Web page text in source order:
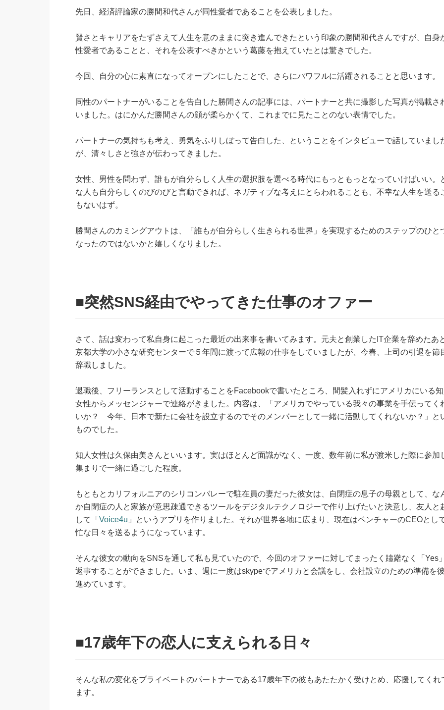
先日、経済評論家の勝間和代さんが同性愛者であることを公表しました。
賢さとキャリアをたずさえて人生を意のままに突き進んできたという印象の勝間和代さんですが、自身
性愛者であることと、それを公表すべきかという葛藤を抱えていたとは驚きでした。
今回、自分の心に素直になってオープンにしたことで、さらにパワフルに活躍されることと思います。
同性のパートナーがいることを告白した勝間さんの記事には、パートナーと共に撮影した写真が掲載さ
いました。はにかんだ勝間さんの顔が柔らかくて、これまでに見たことのない表情でした。
パートナーの気持ちも考え、勇気をふりしぼって告白した、ということをインタビューで話していまし
が、清々しさと強さが伝わってきました。
女性、男性を問わず、誰もが自分らしく人生の選択肢を選べる時代にもっともっとなっていけばいい。
な人も自分らしくのびのびと言動できれば、ネガティブな考えにとらわれることも、不幸な人生を送る
もないはず。
勝間さんのカミングアウトは、「誰もが自分らしく生きられる世界」を実現するためのステップのひと
なったのではないかと嬉しくなりました。
■突然SNS経由でやってきた仕事のオファー
さて、話は変わって私自身に起こった最近の出来事を書いてみます。元夫と創業したIT企業を辞めたあ
京都大学の小さな研究センターで５年間に渡って広報の仕事をしていましたが、今春、上司の引退を節
辞職しました。
退職後、フリーランスとして活動することをFacebookで書いたところ、間髪入れずにアメリカにいる
女性からメッセンジャーで連絡がきました。内容は、「アメリカでやっている我々の事業を手伝ってく
いか？ 今年、日本で新たに会社を設立するのでそのメンバーとして一緒に活動してくれないか？」と
ものでした。
知人女性は久保由美さんといいます。実はほとんど面識がなく、一度、数年前に私が渡米した際に参加
集まりで一緒に過ごした程度。
もともとカリフォルニアのシリコンバレーで駐在員の妻だった彼女は、自閉症の息子の母親として、な
か自閉症の人と家族が意思疎通できるツールをデジタルテクノロジーで作り上げたいと決意し、友人と
して「 Voice4u 」というアプリを作りました。それが世界各地に広まり、現在はベンチャーのCEOとし
忙な日々を送るようになっています。
そんな彼女の動向をSNSを通して私も見ていたので、今回のオファーに対してまったく躊躇なく「Yes
返事することができました。いま、週に一度はskypeでアメリカと会議をし、会社設立のための準備を
進めています。
■17歳年下の恋人に支えられる日々
そんな私の変化をプライベートのパートナーである17歳年下の彼もあたたかく受けとめ、応援してくれ
ます。